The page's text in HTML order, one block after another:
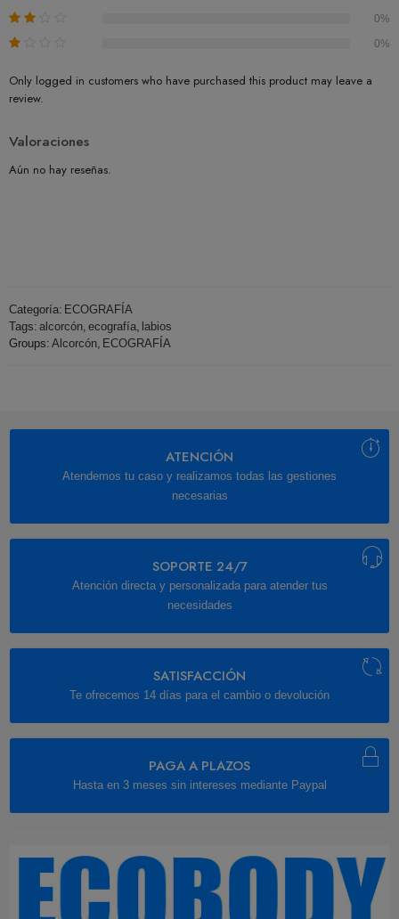
0%
0%
Only logged in customers who have purchased this product may leave a
review.
Valoraciones
Aún no hay reseñas.
Categoría: ECOGRAFÍA
Tags: alcorcón ecografía labios
Groups: Alcorcón ECOGRAFÍA
ATENCIÓN
Atendemos tu caso y realizamos todas las gestiones
necesarias
SOPORTE 24/7
Atención directa y personalizada para atender tus
necesidades
SATISFACCIÓN
Te ofrecemos 14 días para el cambio o devolución
PAGA A PLAZOS
Hasta en 3 meses sin intereses mediante Paypal